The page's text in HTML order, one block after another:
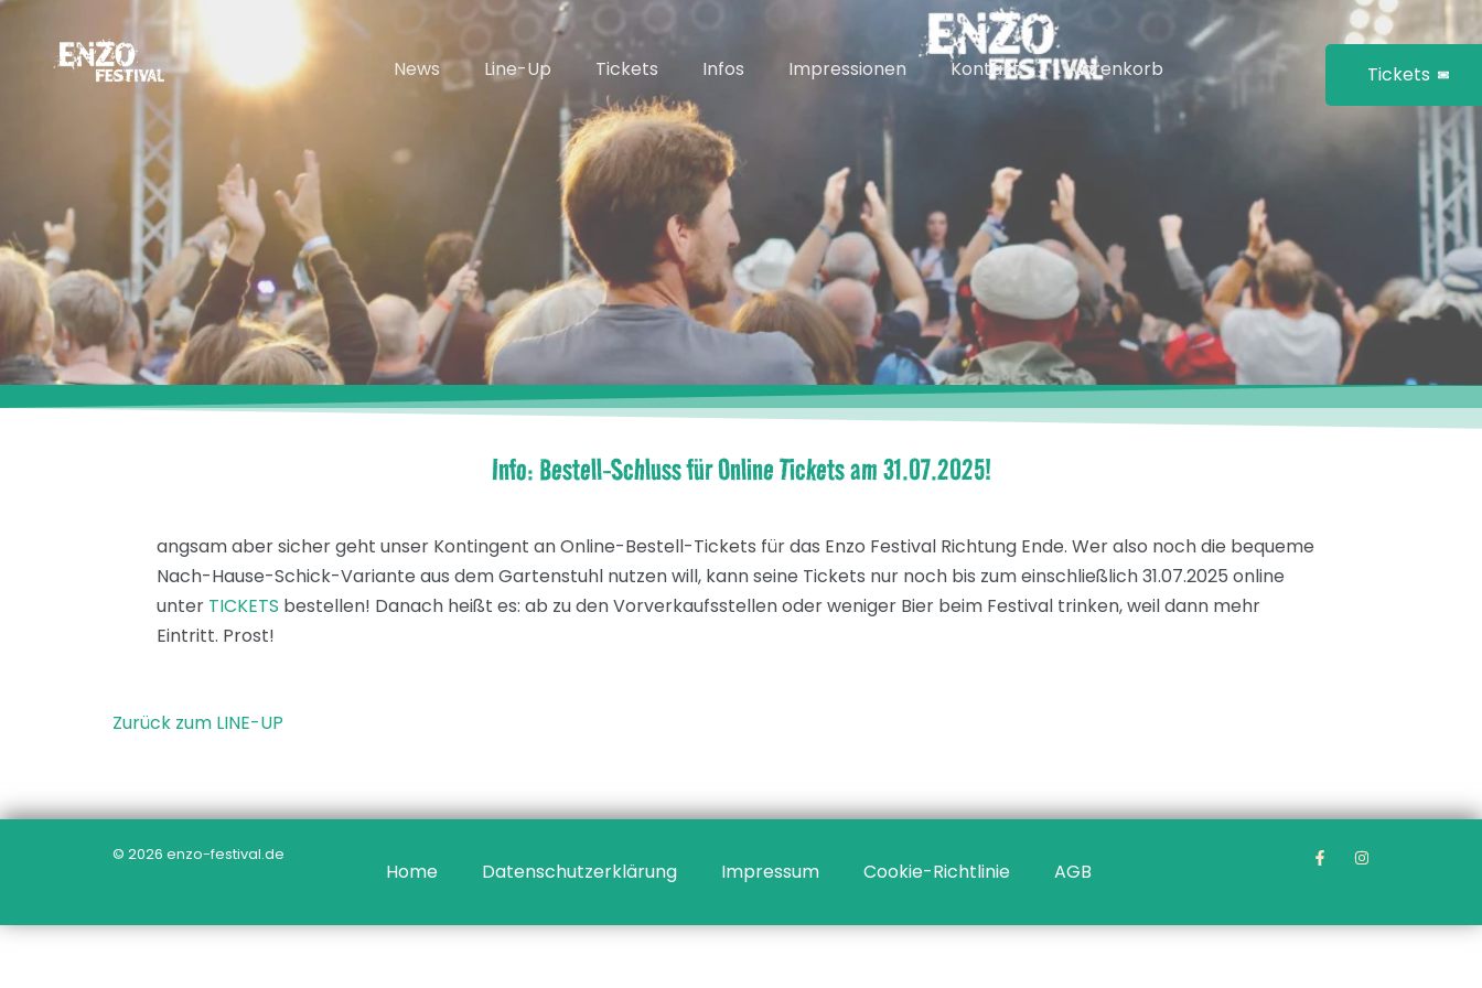
News Line-Up Tickets Infos Impressionen Kontakt Warenkorb Tickets
Info: Bestell-Schluss für Online Tickets am 31.07.2025!
angsam aber sicher geht unser Kontingent an Online-Bestell-Tickets für das Enzo Festival Richtung Ende. Wer also noch die bequeme
Nach-Hause-Schick-Variante aus dem Gartenstuhl nutzen will, kann seine Tickets nur noch bis zum einschließlich 31.07.2025 online
unter TICKETS bestellen! Danach heißt es: ab zu den Vorverkaufsstellen oder weniger Bier beim Festival trinken, weil dann mehr
Eintritt. Prost!
Zurück zum LINE-UP
© 2026 enzo-festival.de
Home Datenschutzerklärung Impressum Cookie-Richtlinie AGB